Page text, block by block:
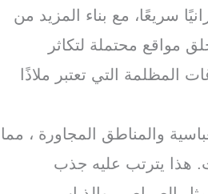
سريعًا، مع بناء المزيد من
مواقع محتملة لتكاثر
المظلمة التي تعتبر ملاذًا
والمناطق المجاورة ، مما
هذا يترتب عليه جذب